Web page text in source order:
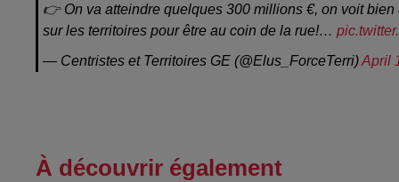
👉 On va atteindre quelques 300 millions €, on voit bien
sur les territoires pour être au coin de la rue!…
— Centristes et Territoires GE (@Elus_ForceTerri)April
À découvrir également